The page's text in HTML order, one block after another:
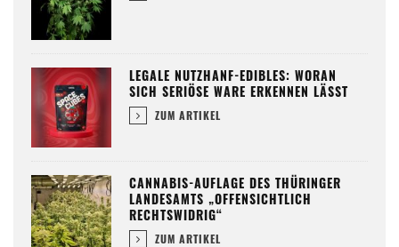
LEGALE NUTZHANF-EDIBLES: WORAN
SICH SERIÖSE WARE ERKENNEN LÄSST
ZUM ARTIKEL
CANNABIS-AUFLAGE DES THÜRINGER
LANDESAMTS „OFFENSICHTLICH
RECHTSWIDRIG“
ZUM ARTIKEL